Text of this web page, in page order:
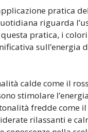
pratica
riguarda
pratica, i
sull’energia
calde come il
stimolare
fredde come
rilassanti e